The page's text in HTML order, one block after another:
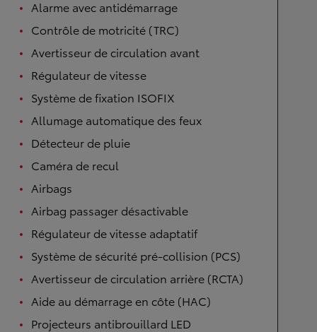
Alarme avec antidémarrage
Contrôle de motricité (TRC)
Avertisseur de circulation avant
Régulateur de vitesse
Système de fixation ISOFIX
Allumage automatique des feux
Détecteur de pluie
Caméra de recul
Airbags
Airbag passager désactivable
Régulateur de vitesse adaptatif
Système de sécurité pré-collision (PCS)
Avertisseur de circulation arrière (RCTA)
Aide au démarrage en côte (HAC)
Projecteurs antibrouillard LED